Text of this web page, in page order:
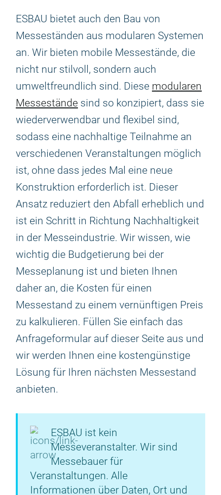
ESBAU bietet auch den Bau von
Messeständen aus modularen Systemen
an. Wir bieten mobile Messestände, die
nicht nur stilvoll, sondern auch
umweltfreundlich sind. Diese modularen
Messestände sind so konzipiert, dass sie
wiederverwendbar und flexibel sind,
sodass eine nachhaltige Teilnahme an
verschiedenen Veranstaltungen möglich
ist, ohne dass jedes Mal eine neue
Konstruktion erforderlich ist. Dieser
Ansatz reduziert den Abfall erheblich und
ist ein Schritt in Richtung Nachhaltigkeit
in der Messeindustrie. Wir wissen, wie
wichtig die Budgetierung bei der
Messeplanung ist und bieten Ihnen
daher an, die Kosten für einen
Messestand zu einem vernünftigen Preis
zu kalkulieren. Füllen Sie einfach das
Anfrageformular auf dieser Seite aus und
wir werden Ihnen eine kostengünstige
Lösung für Ihren nächsten Messestand
anbieten.
ESBAU ist kein
Messeveranstalter. Wir sind
Messebauer für
Veranstaltungen. Alle
Informationen über Daten, Ort und